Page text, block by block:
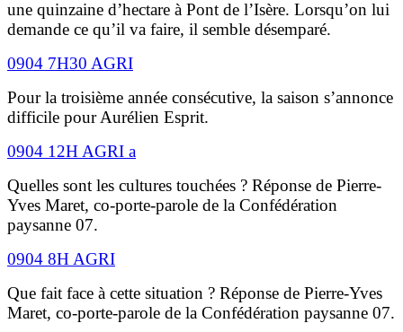
une quinzaine d’hectare à Pont de l’Isère. Lorsqu’on lui
demande ce qu’il va faire, il semble désemparé.
0904 7H30 AGRI
Pour la troisième année consécutive, la saison s’annonce
difficile pour Aurélien Esprit.
0904 12H AGRI a
Quelles sont les cultures touchées ? Réponse de Pierre-
Yves Maret, co-porte-parole de la Confédération
paysanne 07.
0904 8H AGRI
Que fait face à cette situation ? Réponse de Pierre-Yves
Maret, co-porte-parole de la Confédération paysanne 07.